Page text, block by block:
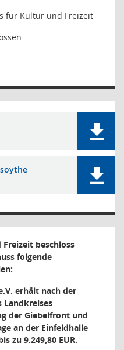
für Kultur und Freizeit
beschloss
folgende
erhält nach der
Landkreises
der Giebelfront und
an der Einfeldhalle
zu 9.249,80 EUR.